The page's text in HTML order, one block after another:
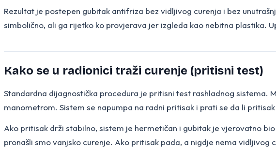
Rezultat je postepen gubitak antifriza bez vidljivog curenja i bez
simbolično, ali ga rijetko ko provjerava jer izgleda kao nebitna plastika.
Kako se u radionici traži curenje (pritisni test)
Standardna dijagnostička procedura je pritisni test rashladnog sistema.
manometrom. Sistem se napumpa na radni pritisak i prati se da li
Ako pritisak drži stabilno, sistem je hermetičan i gubitak je vjerovatno
pronašli smo vanjsko curenje. Ako pritisak pada, a nigdje nema vidljivog